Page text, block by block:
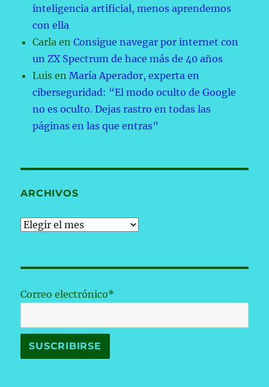
inteligencia artificial, menos aprendemos
con ella
Carla enConsigue navegar por internet con
un ZX Spectrum de hace más de 40 años
Luis enMaría Aperador, experta en
ciberseguridad: “El modo oculto de Google
no es oculto. Dejas rastro en todas las
páginas en las que entras”
ARCHIVOS
Archivos
Correo electrónico*